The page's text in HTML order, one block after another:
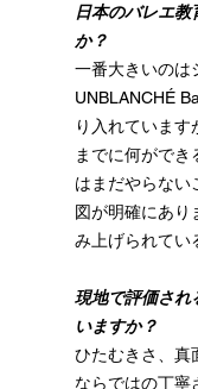
日本のバレエ教
か？
一番大きいのは
UNBLANCHÉ
り入れていま
までに何がで
はまだやらない
図が明確にあり
み上げられてい
現地で評価され
いますか？
ひたむきさ、真
ならではの丁寧